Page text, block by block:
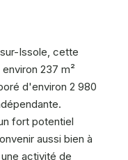
Issole, cette
237 m²
d'environ 2 980
fort potentiel
aussi bien à
activité de